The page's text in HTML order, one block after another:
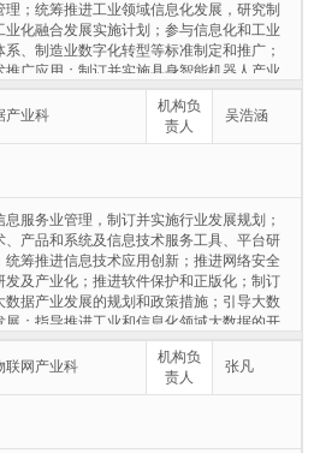
理；统筹推进工业领域信息化发展，研究制
业化融合发展实施计划；参与信息化和工业
系、制造业数字化转型等标准制定和推广；
推广应用；制订并实施具身智能机器人产业
持政策；负责工业和信息化领域信息安全促
展工业信息安全保障能力建设。
产业科
机构负
责人
吴浩涵
息服务业管理，制订并实施行业发展规划；
、产品和系统及信息技术服务工具、平台研
统筹推进信息技术应用创新；推进网络安全
发及产业化；推进软件保护和正版化；制订
数据产业发展的规划和政策措施；引导大数
展；指导推进工业和信息化领域大数据的开
理创新；推动软件与信息服务业等相关产业
业深度融合，推进人工智能基础软件研发，
智能化升级；推动相关行业统计体系建设，
联网产业科
机构负
责人
张凡